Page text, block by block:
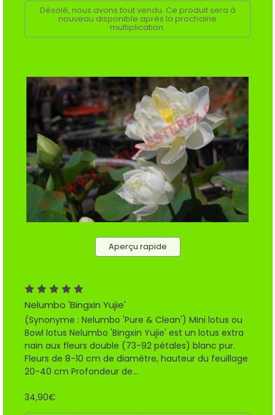
Désolé, nous avons tout vendu. Ce produit sera à
nouveau disponible après la prochaine
multiplication.
Aperçu rapide
Nelumbo 'Bingxin Yujie'
(Synonyme : Nelumbo 'Pure & Clean') Mini lotus ou
Bowl lotus Nelumbo 'Bingxin Yujie' est un lotus extra
nain aux fleurs double (73-92 pétales) blanc pur.
Fleurs de 8-10 cm de diamètre, hauteur du feuillage
20-40 cm Profondeur de...
34,90€